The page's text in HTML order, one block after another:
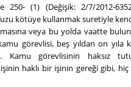
250- (1) (Değişik: 2/7/2012-
kötüye kullanmak suretiyle
veya bu yolda vaatte
görevlisi, beş yıldan on yıla
Kamu görevlisinin haksız
haklı bir işinin gereği gibi,